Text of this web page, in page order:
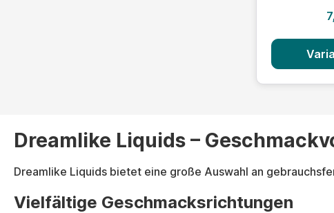
Dreamlike Liquids –
Dreamlike Liquids bietet eine große Auswahl an
Vielfältige Geschmacksrichtungen